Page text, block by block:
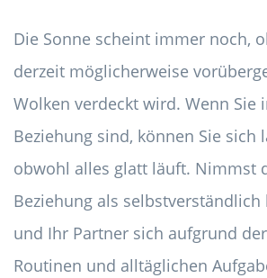
Die Sonne scheint immer noch,
derzeit möglicherweise
Wolken verdeckt wird. Wenn Sie
Beziehung sind, können Sie sich
obwohl alles glatt läuft. Nimmst
Beziehung als selbstverständlich
und Ihr Partner sich aufgrund
Routinen und alltäglichen